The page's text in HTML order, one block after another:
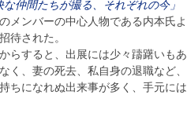
仲間たちが撮る、それぞれの今」
メンバーの中心人物である内本氏よ
待された。
らすると、出展には少々躊躇いもあ
く、妻の死去、私自身の退職など、
ちになれぬ出来事が多く、手元には